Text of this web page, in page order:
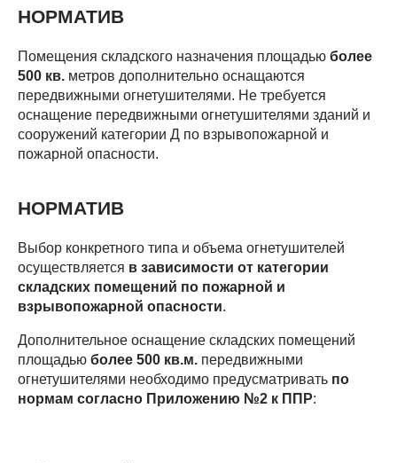
НОРМАТИВ
Помещения складского назначения площадью более
500 кв. метров дополнительно оснащаются
передвижными огнетушителями. Не требуется
оснащение передвижными огнетушителями зданий и
сооружений категории Д по взрывопожарной и
пожарной опасности.
НОРМАТИВ
Выбор конкретного типа и объема огнетушителей
осуществляется в зависимости от категории
складских помещений по пожарной и
взрывопожарной опасности.
Дополнительное оснащение складских помещений
площадью более 500 кв.м. передвижными
огнетушителями необходимо предусматривать по
нормам согласно Приложению №2 к ППР: